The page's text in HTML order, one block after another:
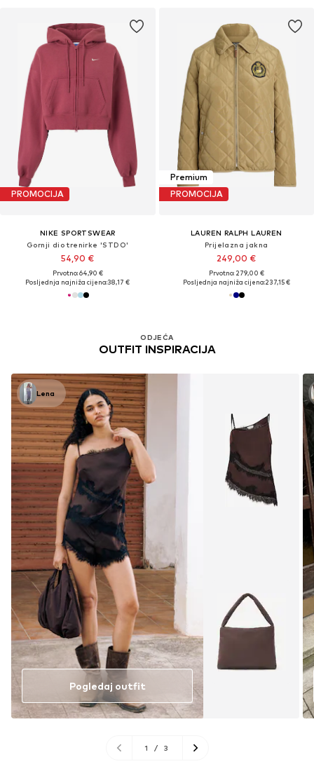
PROMOCIJA
NIKE SPORTSWEAR
Gornji dio trenirke 'STDO'
54,90 €
Prvotno: 64,90 €
Posljednja najniža cijena:38,17 €
Premium
PROMOCIJA
LAUREN RALPH LAUREN
Prijelazna jakna
249,00 €
Prvotno: 279,00 €
Posljednja najniža cijena:237,15 €
ODJEĆA
OUTFIT INSPIRACIJA
Lena
Pogledaj outfit
1 / 3